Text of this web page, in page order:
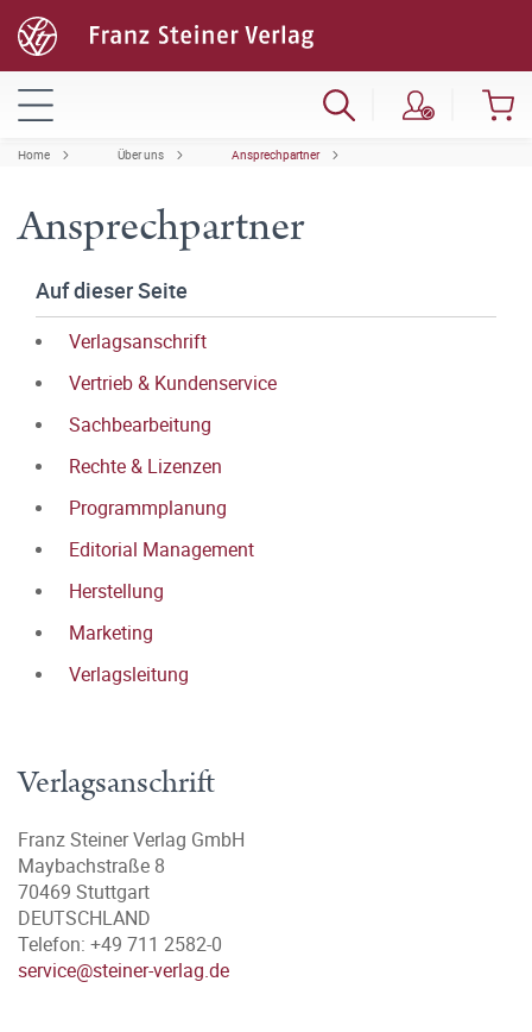
Home Über uns Ansprechpartner
Ansprechpartner
Auf dieser Seite
Verlagsanschrift
Vertrieb & Kundenservice
Sachbearbeitung
Rechte & Lizenzen
Programmplanung
Editorial Management
Herstellung
Marketing
Verlagsleitung
Verlagsanschrift
Franz Steiner Verlag GmbH
Maybachstraße 8
70469 Stuttgart
DEUTSCHLAND
Telefon: +49 711 2582-0
service@steiner-verlag.de